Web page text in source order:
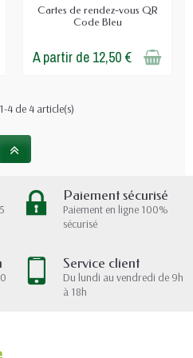
Cartes de rendez-vous QR
Code Bleu
A partir de 12,50 €
4 de 4 article(s)
Paiement sécurisé
Paiement en ligne 100%
sécurisé
Service client
Du lundi au vendredi de 9h
à 18h